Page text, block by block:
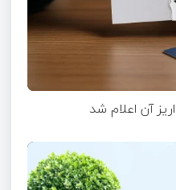
آن اعلام شد